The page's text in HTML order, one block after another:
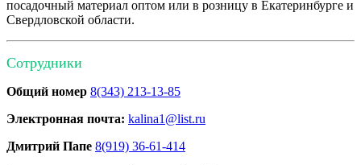
посадочный материал оптом или в розницу в Екатеринбурге и
Свердловской области.
Сотрудники
Общий номер 8(343) 213-13-85
Электронная почта: kalina1@list.ru
Дмитрий Папе 8(919) 36-61-414